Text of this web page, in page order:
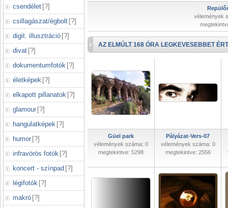
csendélet [?]
csillagászat/égbolt [?]
digit. illusztráció [?]
divat [?]
dokumentumfotók [?]
életképek [?]
elkapott pillanatok [?]
glamour [?]
hangulatképek [?]
humor [?]
infravörös fotók [?]
koncert - színpad [?]
légifotók [?]
makró [?]
vélemények
AZ ELMÚLT 168 ÓRA LEGKEVESEBBET
Güel park
vélemények száma: 0
megtekintve: 5298
Pályázat-Vers-07
vélemények száma: 0
megtekintve: 2556